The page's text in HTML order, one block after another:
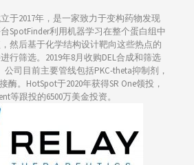
于2017年，是一家致力于变构药物发现
SpotFinder利用机器学习在整个蛋白组中
然后基于化学结构设计靶向这些热点的
行筛选。2019年8月收购DEL合成和筛选
公司目前主要管线包括PKC-theta抑制剂，
酶。HotSpot于2020年获得SR One领投，
等跟投的6500万美金投资。